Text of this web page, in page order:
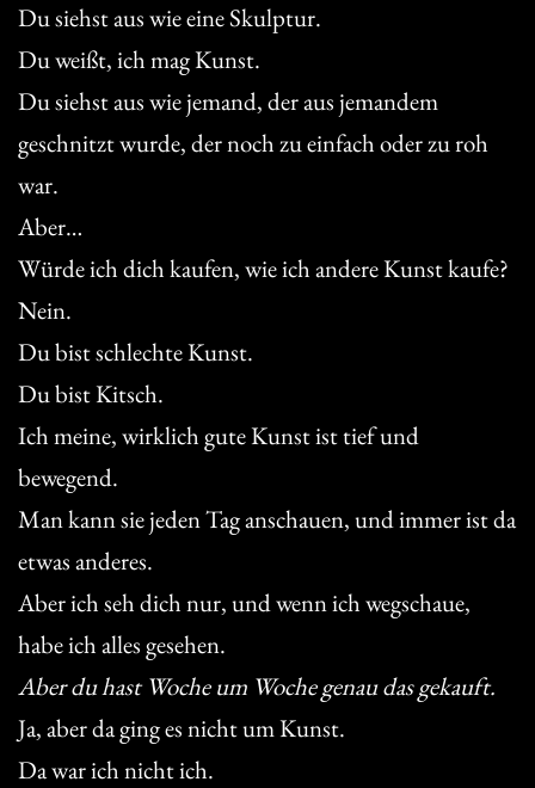
Du siehst aus wie eine Skulptur.
Du weißt, ich mag Kunst.
Du siehst aus wie jemand, der aus jemandem
geschnitzt wurde, der noch zu einfach oder zu roh
war.
Aber…
Würde ich dich kaufen, wie ich andere Kunst kaufe?
Nein.
Du bist schlechte Kunst.
Du bist Kitsch.
Ich meine, wirklich gute Kunst ist tief und
bewegend.
Man kann sie jeden Tag anschauen, und immer ist da
etwas anderes.
Aber ich seh dich nur, und wenn ich wegschaue,
habe ich alles gesehen.
Aber du hast Woche um Woche genau das gekauft.
Ja, aber da ging es nicht um Kunst.
Da war ich nicht ich.